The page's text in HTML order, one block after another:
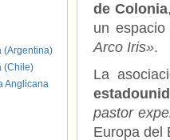
de Colonia
un
Arco Iris».
La
pastor
Europa del
(Argentina)
(Chile)
Anglicana